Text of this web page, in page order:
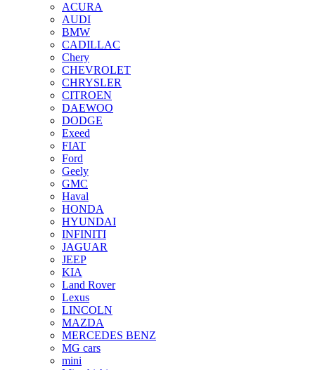
ACURA
AUDI
BMW
CADILLAC
Chery
CHEVROLET
CHRYSLER
CITROEN
DAEWOO
DODGE
Exeed
FIAT
Ford
Geely
GMC
Haval
HONDA
HYUNDAI
INFINITI
JAGUAR
JEEP
KIA
Land Rover
Lexus
LINCOLN
MAZDA
MERCEDES BENZ
MG cars
mini